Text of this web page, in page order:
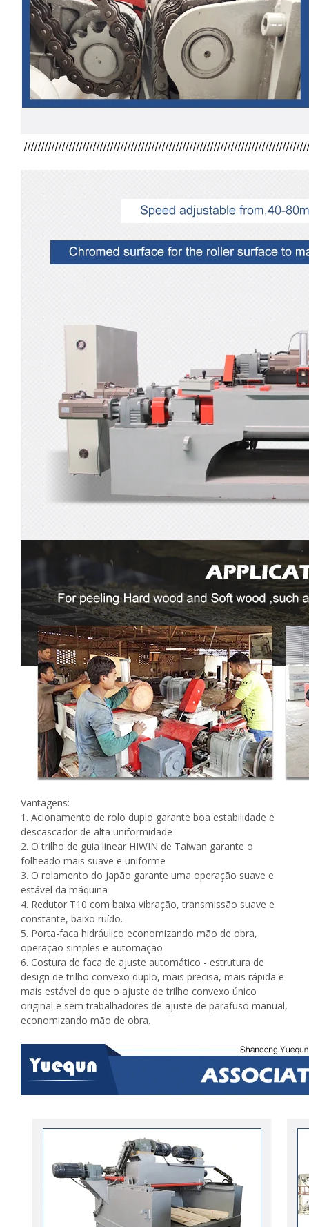
Vantagens:
1. Acionamento de rolo duplo garante boa estabilidade e
descascador de alta uniformidade
2. O trilho de guia linear HIWIN de Taiwan garante o
folheado mais suave e uniforme
3. O rolamento do Japão garante uma operação suave e
estável da máquina
4. Redutor T10 com baixa vibração, transmissão suave e
constante, baixo ruído.
5. Porta-faca hidráulico economizando mão de obra,
operação simples e automação
6. Costura de faca de ajuste automático - estrutura de
design de trilho convexo duplo, mais precisa, mais rápida e
mais estável do que o ajuste de trilho convexo único
original e sem trabalhadores de ajuste de parafuso manual,
economizando mão de obra.